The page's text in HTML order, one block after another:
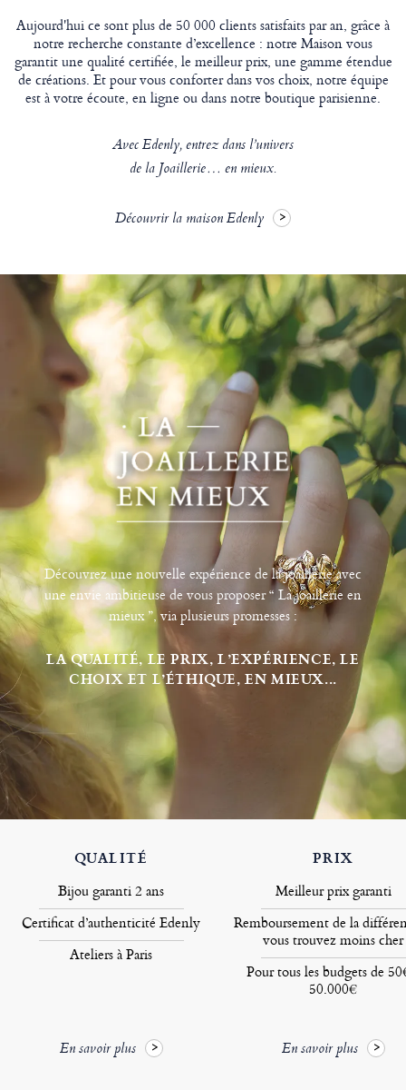
Aujourd'hui ce sont plus de 50 000 clients satisfaits par an, grâce à
notre recherche constante d’excellence : notre Maison vous
garantit une qualité certifiée, le meilleur prix, une gamme étendue
de créations. Et pour vous conforter dans vos choix, notre équipe
est à votre écoute, en ligne ou dans notre boutique parisienne.
Avec Edenly, entrez dans l’univers
de la Joaillerie… en mieux.
Découvrir la maison Edenly
Découvrez une nouvelle expérience de la joaillerie avec
une envie ambitieuse de vous proposer “ La joaillerie en
mieux ”, via plusieurs promesses :
LA QUALITÉ, LE PRIX, L’EXPÉRIENCE, LE
CHOIX ET L’ÉTHIQUE, EN MIEUX...
QUALITÉ
Bijou garanti 2 ans
Certificat d’authenticité Edenly
Ateliers à Paris
En savoir plus
PRIX
Meilleur prix garanti
Remboursement de la
vous trouvez moins cher
Pour tous les budgets de
50.000€
En savoir plus